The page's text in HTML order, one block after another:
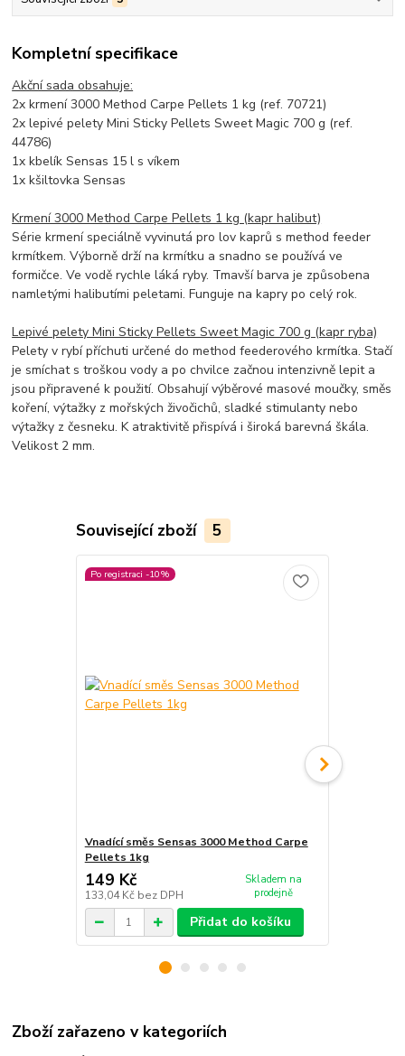
Kompletní specifikace
Akční sada obsahuje:
2x krmení 3000 Method Carpe Pellets 1 kg (ref. 70721)
2x lepivé pelety Mini Sticky Pellets Sweet Magic 700 g (ref.
44786)
1x kbelík Sensas 15 l s víkem
1x kšiltovka Sensas
Krmení 3000 Method Carpe Pellets 1 kg (kapr halibut)
Série krmení speciálně vyvinutá pro lov kaprů s method feeder
krmítkem. Výborně drží na krmítku a snadno se používá ve
formičce. Ve vodě rychle láká ryby. Tmavší barva je způsobena
namletými halibutími peletami. Funguje na kapry po celý rok.
Lepivé pelety Mini Sticky Pellets Sweet Magic 700 g (kapr ryba)
Pelety v rybí příchuti určené do method feederového krmítka. Stačí
je smíchat s troškou vody a po chvilce začnou intenzivně lepit a
jsou připravené k použití. Obsahují výběrové masové moučky, směs
koření, výtažky z mořských živočichů, sladké stimulanty nebo
výtažky z česneku. K atraktivitě přispívá i široká barevná škála.
Velikost 2 mm.
Související zboží 5
Po registraci -10%
Vnadící směs Sensas 3000 Method Carpe
Pellets 1kg
149 Kč
133,04 Kč bez DPH
Skladem na
prodejně
Přidat do košíku
Zboží zařazeno v kategoriích